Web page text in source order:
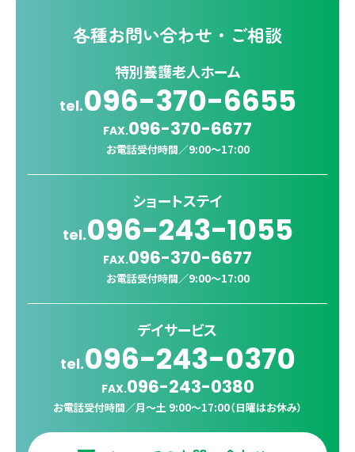
各種お問い合わせ・ご相談
特別養護老人ホーム
tel.096-370-6655
FAX.096-370-6677
お電話受付時間／9:00〜17:00
ショートステイ
tel.096-243-1055
FAX.096-370-6677
お電話受付時間／9:00〜17:00
デイサービス
tel.096-243-0370
FAX.096-243-0380
お電話受付時間／月〜土 9:00〜17:00（日曜はお休み）